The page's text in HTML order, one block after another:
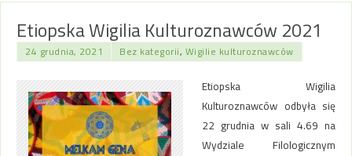
Etiopska Wigilia Kulturoznawców 2021
24 grudnia, 2021 Bez kategorii, Wigilie kulturoznawców
Etiopska Wigilia
Kulturoznawców odbyła się
22 grudnia w sali 4.69 na
Wydziale Filologicznym